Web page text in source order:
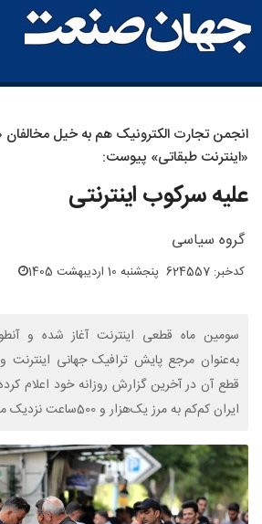
انجمن تجارت الکترونیک هم به خیل
«اینترنت طبقاتی» پیوست:
علیه سرکوب اینترنتی
گروه سیاسی
کدخبر: 624557 پنجشنبه 10 اردیبهشت 1405
سومین ماه قطعی اینترنت آغاز شده و
به‌عنوان مرجع پایش ترافیک جهانی اینترنت
قطع آن در آخرین گزارش روزانه خود اعلام
ایران کم‌کم به مرز یک‌هزار و 500‌ساعت نزدیک می‌شود.